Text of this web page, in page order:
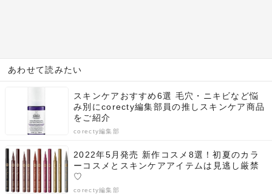
あわせて読みたい
スキンケアおすすめ6選 毛穴・ニキビなど悩
み別にcorecty編集部員の推しスキンケア商品
をご紹介
corecty編集部
2022年5月発売 新作コスメ8選！初夏のカラ
ーコスメとスキンケアアイテムは見逃し厳禁
♡
corecty編集部